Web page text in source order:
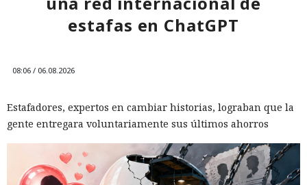
estafas en ChatGPT
08:06 / 06.08.2026
Estafadores, expertos en cambiar historias, lograban que la
gente entregara voluntariamente sus últimos ahorros